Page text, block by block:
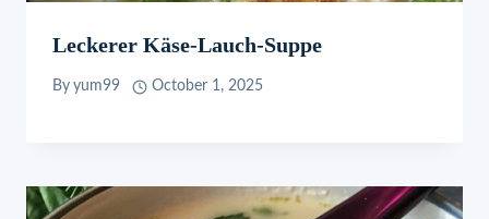
Leckerer Käse-Lauch-Suppe
By yum99 October 1, 2025